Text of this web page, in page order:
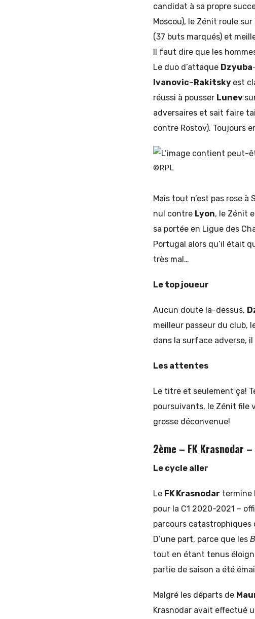
candidat à sa propre
Moscou), le Zénit roule
(37 buts marqués) et
Il faut dire que les
Le duo d’attaque Dzyuba
Ivanovic–Rakitsky est
réussi à pousser Lunev
adversaires et sait faire
contre Rostov). Toujours
©RPL
Mais tout n’est pas rose
nul contre Lyon, le Zénit
sa portée en Ligue des
Portugal alors qu’il était
très mal…
Le top joueur
Aucun doute la-dessus,
meilleur passeur du club,
dans la surface adverse,
Les attentes
Le titre et seulement ça!
poursuivants, le Zénit file
grosse déconvenue!
2ème – FK Krasnodar
Le cycle aller
Le FK Krasnodar termine
pour la C1 2020-2021 –
parcours catastrophiques
D’une part, parce que les
tout en étant tenus
partie de saison a été
Malgré les départs de
Krasnodar avait effectué